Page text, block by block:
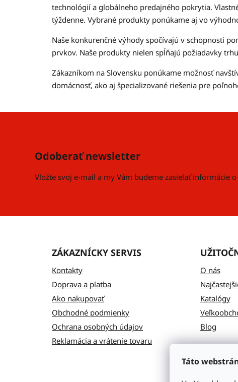
Táto
technológií a globálneho predajného pokrytia.
týždenne. Vybrané produkty ponúkame aj vo
Naše konkurenčné výhody spočívajú v schopnosti
prvkov. Naše produkty nielen spĺňajú požiadavky
Zákazníkom na Slovensku ponúkame možnosť
domácnosť, ako aj špecializované riešenia pre
Odoberať newsletter
Vložte svoj e-mail a my Vám budeme zasielať informácie
ZÁKAZNÍCKY SERVIS
Kontakty
Doprava a platba
Ako nakupovať
Obchodné podmienky
Ochrana osobných údajov
Reklamácia a vrátenie tovaru
O nás
Katalógy
Blog